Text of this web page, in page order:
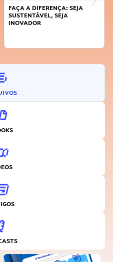
FAÇA A DIFERENÇA: SEJA
SUSTENTÁVEL, SEJA
INOVADOR